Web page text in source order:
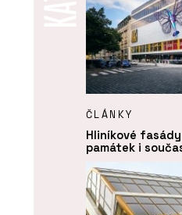
ČLÁNKY
Hliníkové
památek i